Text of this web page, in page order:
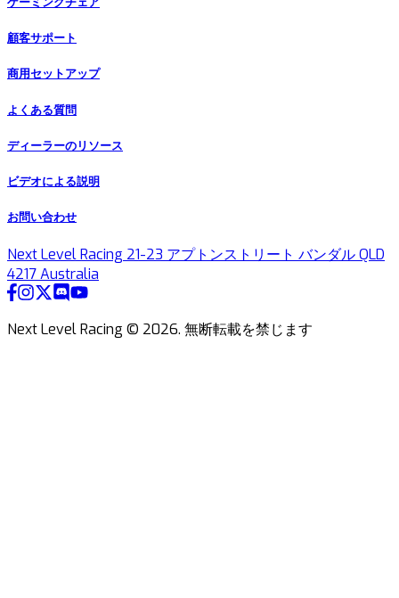
顧客サポート
商用セットアップ
よくある質問
ディーラーのリソース
ビデオによる説明
お問い合わせ
Next Level Racing 21-23 アプトンストリート バンダル QLD
4217 Australia
Next Level Racing © 2026. 無断転載を禁じます